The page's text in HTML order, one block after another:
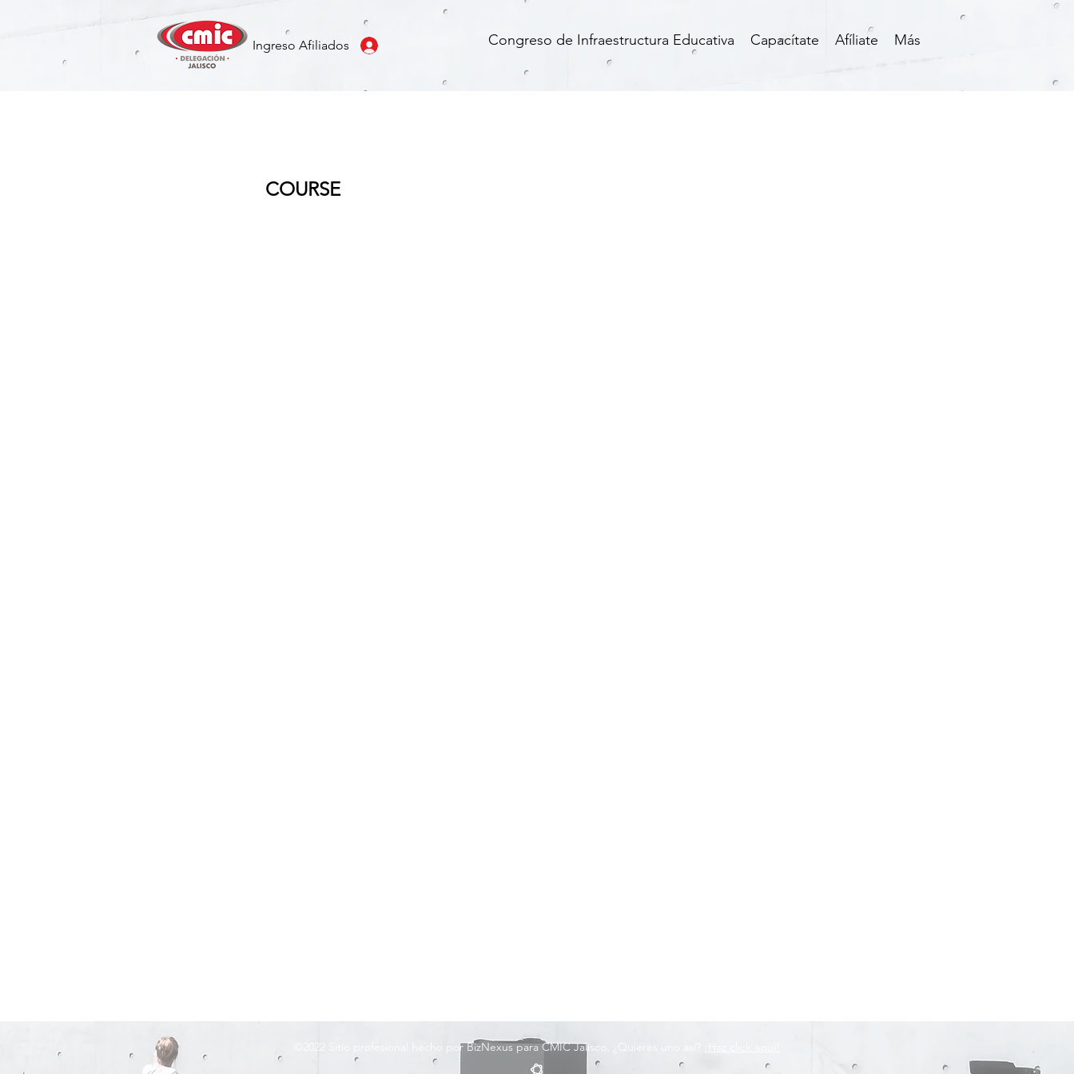
Ingreso Afiliados Congreso de Infraestructura Educativa Capacítate Afíliate Más
COURSE
©2022 Sitio profesional hecho por BizNexus para CMIC Jalisco. ¿Quieres uno así?